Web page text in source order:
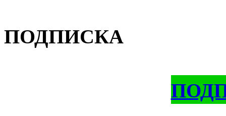
ПОДПИСКА